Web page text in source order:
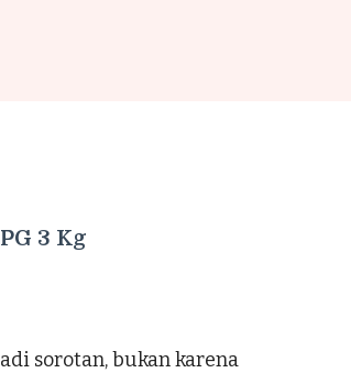
3 Kg
sorotan, bukan karena